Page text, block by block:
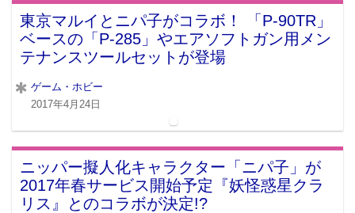
東京マルイとニパ子がコラボ！ 「P-90TR」
ベースの「P-285」やエアソフトガン用メン
テナンスツールセットが登場
ゲーム・ホビー
2017年4月24日
ニッパー擬人化キャラクター「ニパ子」が
2017年春サービス開始予定『妖怪惑星クラ
リス』とのコラボが決定!?